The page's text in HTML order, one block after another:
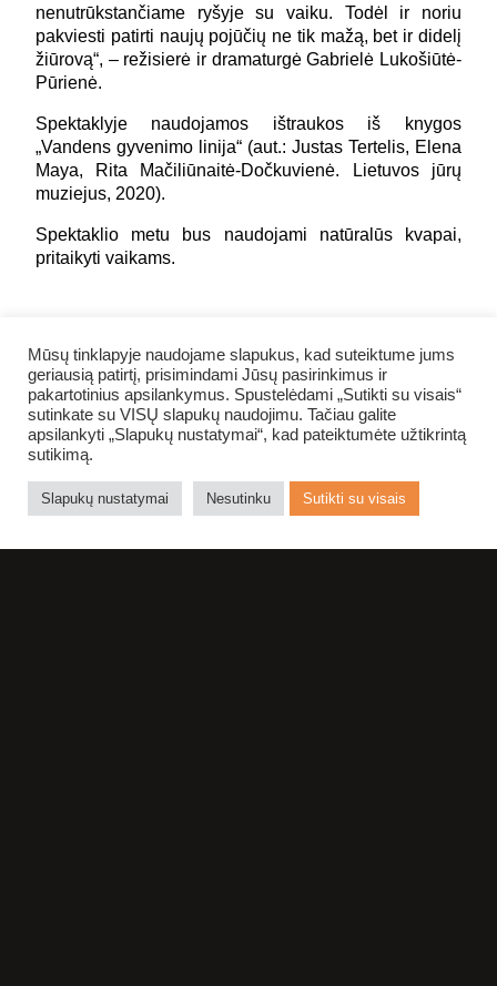
nenutrūkstančiame ryšyje su vaiku. Todėl ir noriu
pakviesti patirti naujų pojūčių ne tik mažą, bet ir didelį
žiūrovą“, – režisierė ir dramaturgė Gabrielė Lukošiūtė-
Pūrienė.
Spektaklyje naudojamos ištraukos iš knygos
„Vandens gyvenimo linija“ (aut.: Justas Tertelis, Elena
Maya, Rita Mačiliūnaitė-Dočkuvienė. Lietuvos jūrų
muziejus, 2020).
Spektaklio metu bus naudojami natūralūs kvapai,
pritaikyti vaikams.
GRĮŽTI ATGAL
NUOTRAUKŲ ALBUMAS
Mūsų tinklapyje naudojame slapukus, kad suteiktume jums
geriausią patirtį, prisimindami Jūsų pasirinkimus ir
pakartotinius apsilankymus. Spustelėdami „Sutikti su visais“
sutinkate su VISŲ slapukų naudojimu. Tačiau galite
apsilankyti „Slapukų nustatymai“, kad pateiktumėte užtikrintą
sutikimą.
Slapukų nustatymai Nesutinku Sutikti su visais